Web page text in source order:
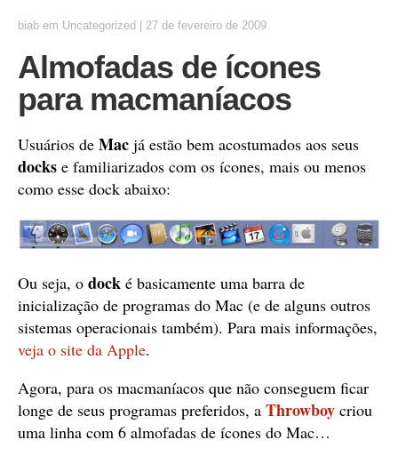
biab em Uncategorized 27 de fevereiro de 2009
Almofadas de ícones
para macmaníacos
Usuários de Mac já estão bem acostumados aos seus
docks e familiarizados com os ícones, mais ou menos
como esse dock abaixo:
Ou seja, o dock é basicamente uma barra de
inicialização de programas do Mac (e de alguns outros
sistemas operacionais também). Para mais informações,
veja o site da Apple.
Agora, para os macmaníacos que não conseguem ficar
longe de seus programas preferidos, a Throwboy criou
uma linha com 6 almofadas de ícones do Mac…